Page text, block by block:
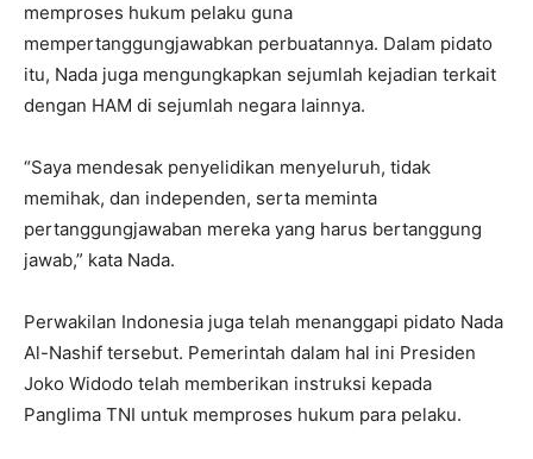
memproses hukum pelaku guna
mempertanggungjawabkan perbuatannya. Dalam pidato
itu, Nada juga mengungkapkan sejumlah kejadian terkait
dengan HAM di sejumlah negara lainnya.
“Saya mendesak penyelidikan menyeluruh, tidak
memihak, dan independen, serta meminta
pertanggungjawaban mereka yang harus bertanggung
jawab,” kata Nada.
Perwakilan Indonesia juga telah menanggapi pidato Nada
Al-Nashif tersebut. Pemerintah dalam hal ini Presiden
Joko Widodo telah memberikan instruksi kepada
Panglima TNI untuk memproses hukum para pelaku.